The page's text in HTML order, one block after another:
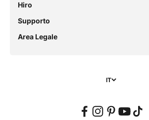
Hiro
Supporto
Area Legale
IT